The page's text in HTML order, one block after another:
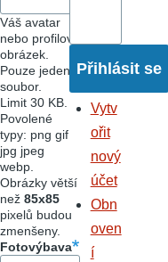
Váš avatar
nebo profilový
obrázek.
Pouze jeden
soubor.
Limit 30 KB.
Povolené
typy: png gif
jpg jpeg
webp.
Obrázky větší
než 85x85
pixelů budou
zmenšeny.
Fotovýbava
Vytv
ořit
nový
účet
Obn
oven
í